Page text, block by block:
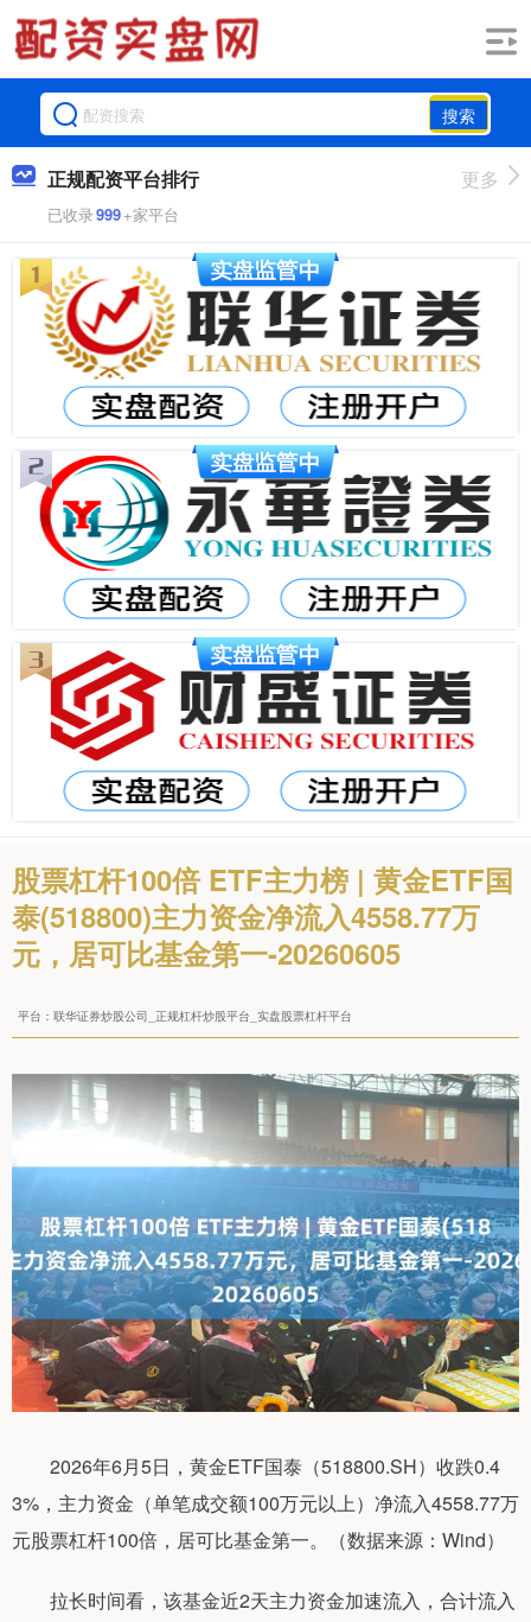
搜索
正规配资平台排行
已收录999+家平台
更多
股票杠杆100倍 ETF主力榜 | 黄金ETF国
泰(518800)主力资金净流入4558.77万
元，居可比基金第一-20260605
平台：联华证券炒股公司_正规杠杆炒股平台_实盘股票杠杆平台
2026年6月5日，黄金ETF国泰（518800.SH）收跌0.4
3%，主力资金（单笔成交额100万元以上）净流入4558.77万
元股票杠杆100倍，居可比基金第一。（数据来源：Wind）
拉长时间看，该基金近2天主力资金加速流入，合计流入